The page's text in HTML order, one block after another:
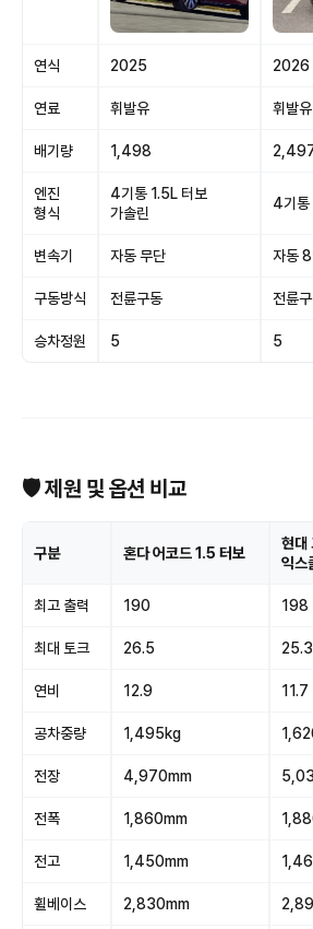
연식 2025 2026
연료 휘발유 휘발유
배기량 1,498
엔진
형식
4기통 1.5L 터보
가솔린
4기통
변속기 자동 무단 자동
구동방식 전륜구동 전륜
승차정원 5 5
🛡 제원 및 옵션 비교
구분 혼다 어코드 1.5 터보
현대
익스
최고 출력 190 198
최대 토크 26.5 25.3
연비 12.9 11.7
공차중량 1,495kg
전장 4,970mm
전폭 1,860mm
전고 1,450mm
휠베이스 2,830mm